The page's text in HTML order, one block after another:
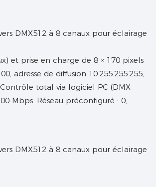
et prise en charge de 8 × 170 pixels
adresse de diffusion 10.255.255.255,
total via logiciel PC (DMX
Mbps. Réseau préconfiguré : 0,